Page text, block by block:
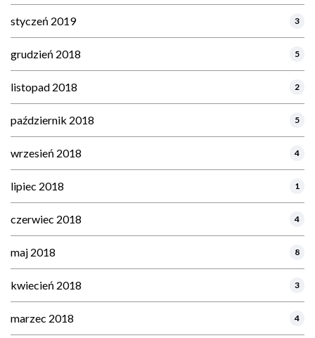
styczeń 2019 3
grudzień 2018 5
listopad 2018 2
październik 2018 5
wrzesień 2018 4
lipiec 2018 1
czerwiec 2018 4
maj 2018 8
kwiecień 2018 3
marzec 2018 4